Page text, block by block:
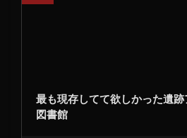
最も現存してて欲しかった遺
図書館